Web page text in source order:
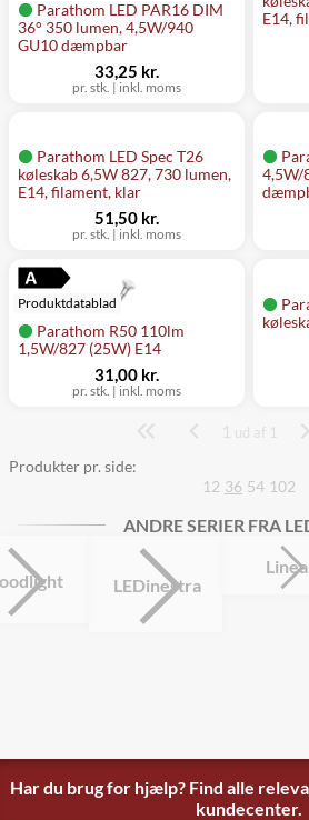
Parathom LED PAR16 DIM
36° 350 lumen, 4,5W/940
GU10 dæmpbar
pr. stk. | inkl. moms
33,25 kr.
E14,
Parathom LED Spec T26
køleskab 6,5W 827, 730 lumen,
E14, filament, klar
pr. stk. | inkl. moms
51,50 kr.
4,5W/
Parathom R50 110lm
1,5W/827 (25W) E14
Produktdatablad
pr. stk. | inkl. moms
31,00 kr.
Side
1 ud af 1
Produkter pr. side:
12 36 54 102
ANDRE SERIER FRA
LEDinestra
Har du brug for hjælp? Find alle
kundecenter.